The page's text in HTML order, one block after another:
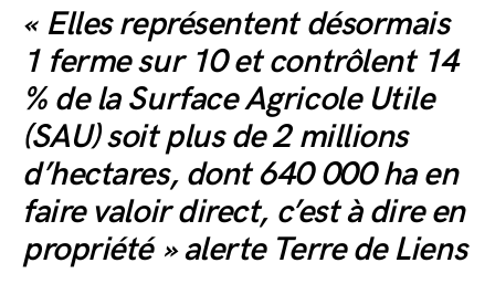
« Elles représentent désormais
1 ferme sur 10 et contrôlent 14
% de la Surface Agricole Utile
(SAU) soit plus de 2 millions
d’hectares, dont 640 000 ha en
faire valoir direct, c’est à dire en
propriété » alerte Terre de Liens